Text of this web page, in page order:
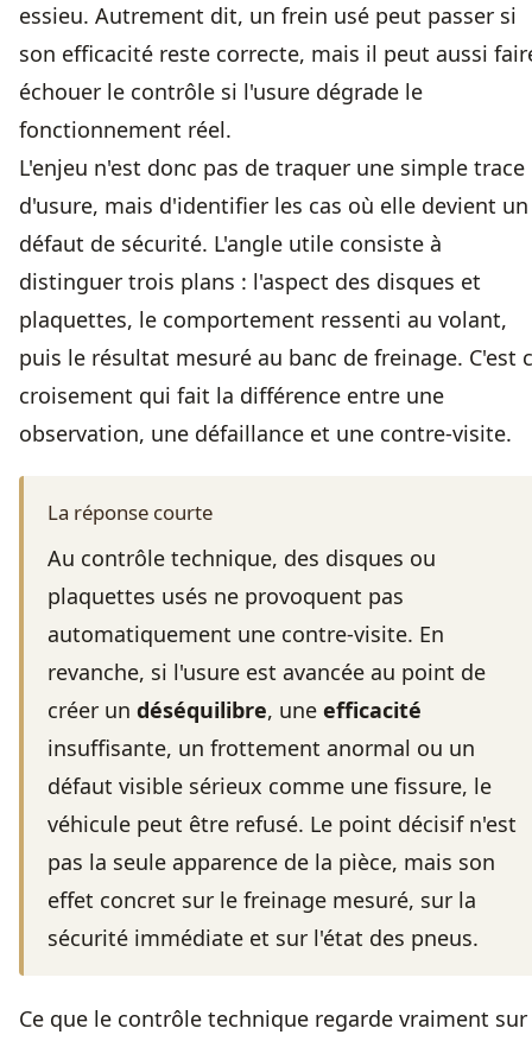
essieu. Autrement dit, un frein usé peut passer si
son efficacité reste correcte, mais il peut aussi
échouer le contrôle si l'usure dégrade le
fonctionnement réel.
L'enjeu n'est donc pas de traquer une simple trace
d'usure, mais d'identifier les cas où elle devient un
défaut de sécurité. L'angle utile consiste à
distinguer trois plans : l'aspect des disques et
plaquettes, le comportement ressenti au volant,
puis le résultat mesuré au banc de freinage. C'est
croisement qui fait la différence entre une
observation, une défaillance et une contre-visite.
La réponse courte
Au contrôle technique, des disques ou
plaquettes usés ne provoquent pas
automatiquement une contre-visite. En
revanche, si l'usure est avancée au point de
créer un déséquilibre, une efficacité
insuffisante, un frottement anormal ou un
défaut visible sérieux comme une fissure, le
véhicule peut être refusé. Le point décisif n'est
pas la seule apparence de la pièce, mais son
effet concret sur le freinage mesuré, sur la
sécurité immédiate et sur l'état des pneus.
Ce que le contrôle technique regarde vraiment sur